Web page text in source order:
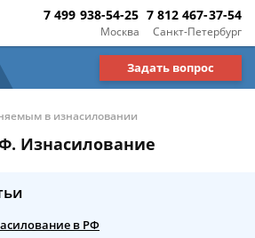
Москва
7 499 938-54-25
Санкт-Петербург
7 812 467-37-54
Задать вопрос
в изнасиловании
Изнасилование
в РФ